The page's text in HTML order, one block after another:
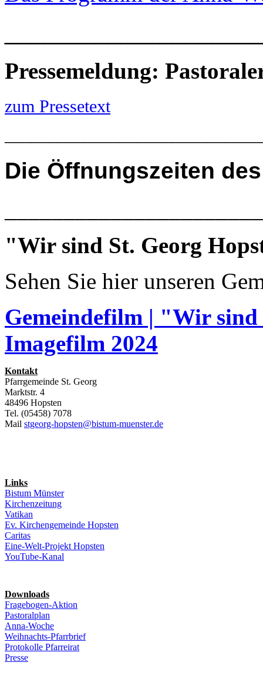
Pressemeldung:
zum Pressetext
Die Öffnungszeiten
"Wir sind St. Georg
Sehen Sie hier unseren
Gemeindefilm | "Wir
Imagefilm 2024
Kontakt
Pfarrgemeinde St. Georg
Marktstr. 4
48496 Hopsten
Tel. (05458) 7078
Mail stgeorg-hopsten@bistum-muenster.de
Links
Bistum Münster
Kirchenzeitung
Vatikan
Ev. Kirchengemeinde Hopsten
Caritas
Eine-Welt-Projekt Hopsten
YouTube-Kanal
Downloads
Fragebogen-Aktion
Pastoralplan
Anna-Woche
Weihnachts-Pfarrbrief
Protokolle Pfarreirat
Presse